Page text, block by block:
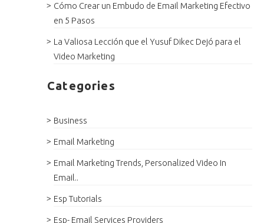
Cómo Crear un Embudo de Email Marketing Efectivo
en 5 Pasos
La Valiosa Lección que el Yusuf Dikec Dejó para el
Video Marketing
Categories
Business
Email Marketing
Email Marketing Trends, Personalized Video In
Email..
Esp Tutorials
Esp- Email Services Providers